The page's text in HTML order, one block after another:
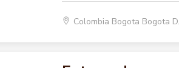
Colombia Bogota Bogota